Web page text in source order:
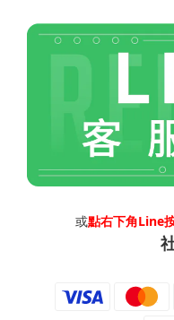
或點右下角Line